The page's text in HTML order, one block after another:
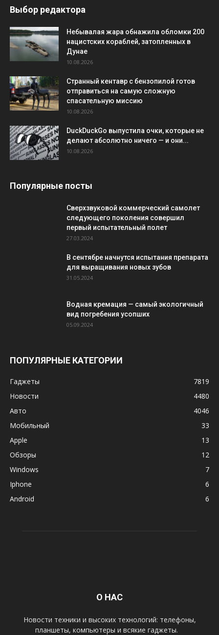
Выбор редактора
Небывалая жара обнажила обломки 200
нацистских кораблей, затопленных в
Дунае
10.08.2026
Странный кентавр с бензопилой готов
отправиться на самую сложную
спасательную миссию
10.08.2026
DuckDuckGo выпустила очки, которые не
делают абсолютно ничего — и они...
10.08.2026
Популярные посты
Сверхзвуковой коммерческий самолет
следующего поколения совершил
первый испытательный полет
27.03.2024
В сентябре начнутся испытания препарата
для выращивания новых зубов
31.05.2024
Водная кремация — самый экологичный
вид погребения усопших
05.09.2024
ПОПУЛЯРНЫЕ КАТЕГОРИИ
Гаджеты
7819
Новости
4480
Авто
4046
Мобильный
33
Apple
13
Обзоры
12
Windows
7
Iphone
6
Android
6
О НАС
Новости техники и высоких технологий: телефоны,
планшеты, компьютеры и всякие гаджеты.